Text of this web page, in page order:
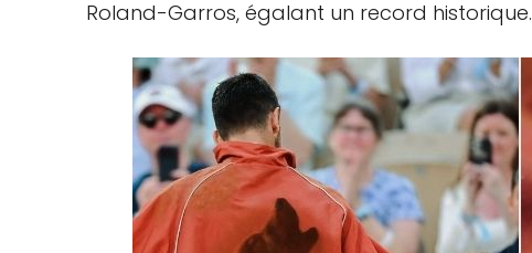
Roland-Garros, égalant un record historique.